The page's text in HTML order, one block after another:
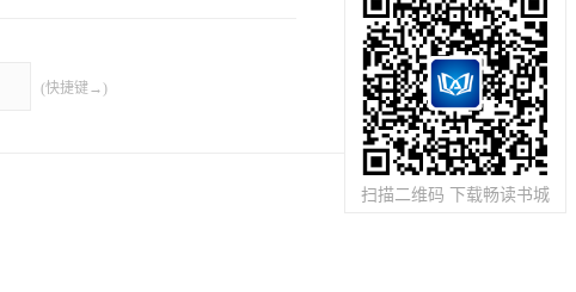
(快捷键→)
扫描二维码 下载畅读书城